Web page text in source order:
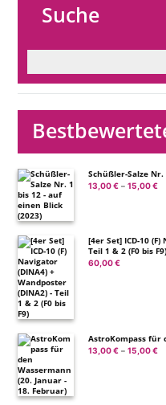
Suche
Schüßler-Salze
13,00€ – 15,00€
[4er Set] ICD-10
Teil 1 & 2 (F0 bis F9)
60,00€
AstroKompass für
13,00€ – 15,00€